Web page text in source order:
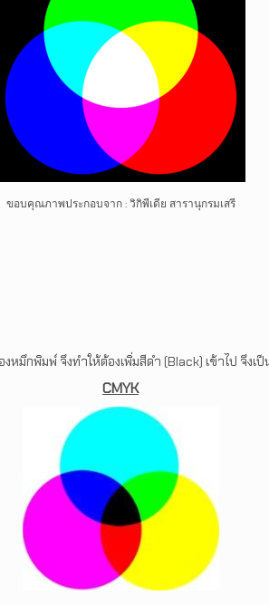
ขอบคุณภาพประกอบจาก : วิกิพีเดีย สารานุกรมเสรี
หมึกพิมพ์ จึงทำให้ต้องเพิ่มสีดำ (Black) เข้าไป จึงเ
CMYK